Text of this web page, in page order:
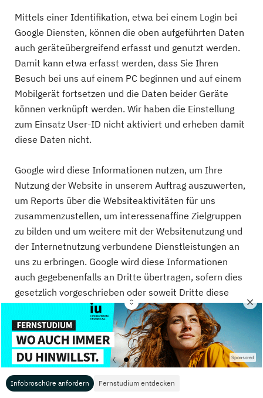
Infobroschüre anfordern Fernstudium entdecken
Sponsored
Mittels einer Identifikation, etwa bei einem Login bei
Google Diensten, können die oben aufgeführten Daten
auch geräteübergreifend erfasst und genutzt werden.
Damit kann etwa erfasst werden, dass Sie Ihren
Besuch bei uns auf einem PC beginnen und auf einem
Mobilgerät fortsetzen und die Daten beider Geräte
können verknüpft werden. Wir haben die Einstellung
zum Einsatz User-ID nicht aktiviert und erheben damit
diese Daten nicht.
Google wird diese Informationen nutzen, um Ihre
Nutzung der Website in unserem Auftrag auszuwerten,
um Reports über die Websiteaktivitäten für uns
zusammenzustellen, um interessenaffine Zielgruppen
zu bilden und um weitere mit der Websitenutzung und
der Internetnutzung verbundene Dienstleistungen an
uns zu erbringen. Google wird diese Informationen
auch gegebenenfalls an Dritte übertragen, sofern dies
gesetzlich vorgeschrieben oder soweit Dritte diese
Daten im Auftrag von Google verarbeiten. Google wird
Ihre IP-Adresse nicht mit anderen Daten von Google in
Verbindung bringen. Die Löschung der Analytics-Daten
ist auf 14 Monate eingestellt. Die Zeit begründet sich
aus unserem Interesse, zeitliche Vergleiche mit
statistischen Daten vornehmen zu können.